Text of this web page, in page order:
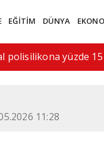
EĞİTİM DÜNYA
saldırı, 5 kişi
11:28